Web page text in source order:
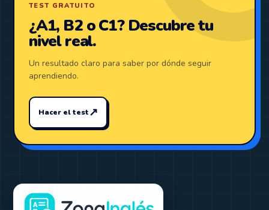
TEST GRATUITO
¿A1, B2 o C1? Descubre tu
nivel real.
Un resultado claro para saber por dónde seguir
aprendiendo.
Hacer el test↗